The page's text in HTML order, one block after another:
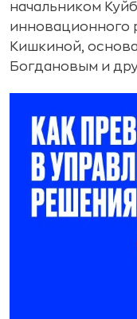
начальником
инновационного
Кишкиной,
Богдановым и